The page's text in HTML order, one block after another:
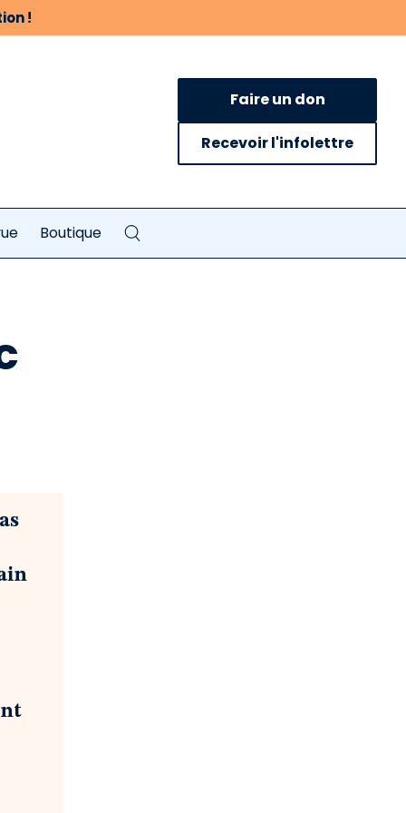
!
Faire un don
Recevoir l'infolettre
Boutique